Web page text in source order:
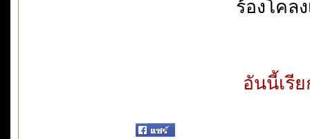
ร้องโคล
อันนี้เรี